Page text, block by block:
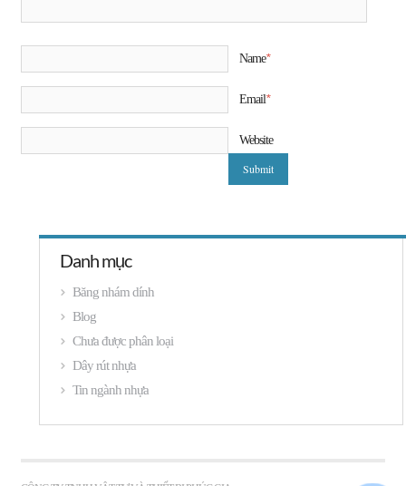
Name*
Email*
Website
Danh mục
Băng nhám dính
Blog
Chưa được phân loại
Dây rút nhựa
Tin ngành nhựa